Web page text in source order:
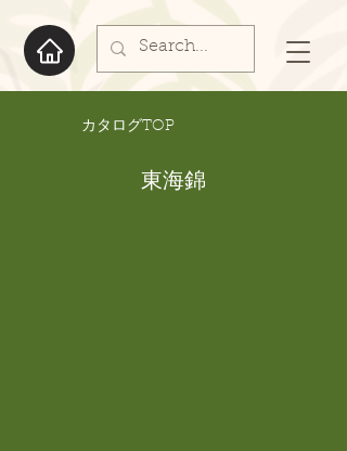
​カタログTOP
東海錦